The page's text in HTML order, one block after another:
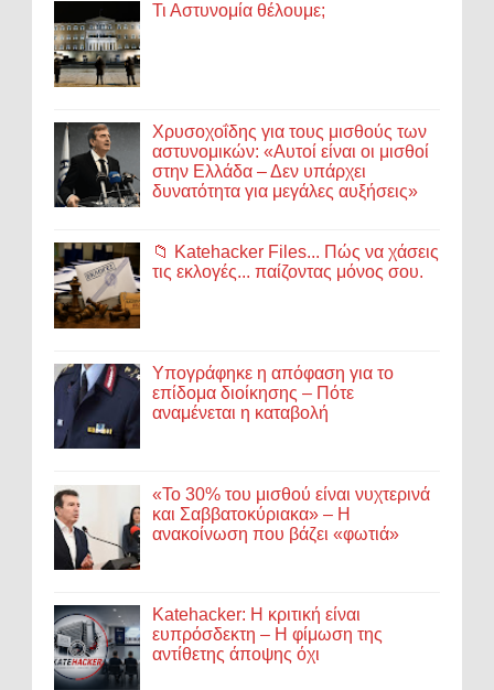
Τι Αστυνομία θέλουμε;
Χρυσοχοΐδης για τους μισθούς των
αστυνομικών: «Αυτοί είναι οι μισθοί
στην Ελλάδα – Δεν υπάρχει
δυνατότητα για μεγάλες αυξήσεις»
📁 Katehacker Files... Πώς να χάσεις
τις εκλογές... παίζοντας μόνος σου.
Υπογράφηκε η απόφαση για το
επίδομα διοίκησης – Πότε
αναμένεται η καταβολή
«Το 30% του μισθού είναι νυχτερινά
και Σαββατοκύριακα» – Η
ανακοίνωση που βάζει «φωτιά»
Katehacker: Η κριτική είναι
ευπρόσδεκτη – Η φίμωση της
αντίθετης άποψης όχι